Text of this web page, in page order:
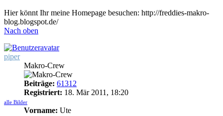
Hier könnt Ihr meine Homepage besuchen: http://freddies-makro-
blog.blogspot.de/
Nach oben
piper
Makro-Crew
Beiträge: 61312
Registriert: 18. Mär 2011, 18:20
alle Bilder
Vorname: Ute